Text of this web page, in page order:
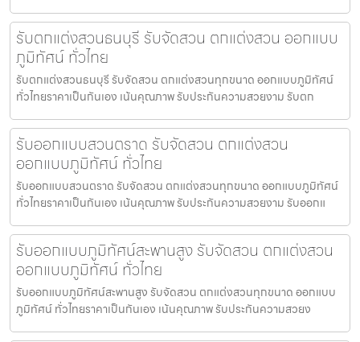
รับตกแต่งสวนธนบุรี รับจัดสวน ตกแต่งสวน ออกแบบ
ภูมิทัศน์ ทั่วไทย
รับตกแต่งสวนธนบุรี รับจัดสวน ตกแต่งสวนทุกขนาด ออกแบบภูมิทัศน์
ทั่วไทยราคาเป็นกันเอง เน้นคุณภาพ รับประกันความสวยงาม รับตก
รับออกแบบสวนตราด รับจัดสวน ตกแต่งสวน
ออกแบบภูมิทัศน์ ทั่วไทย
รับออกแบบสวนตราด รับจัดสวน ตกแต่งสวนทุกขนาด ออกแบบภูมิทัศน์
ทั่วไทยราคาเป็นกันเอง เน้นคุณภาพ รับประกันความสวยงาม รับออกแ
รับออกแบบภูมิทัศน์สะพานสูง รับจัดสวน ตกแต่งสวน
ออกแบบภูมิทัศน์ ทั่วไทย
รับออกแบบภูมิทัศน์สะพานสูง รับจัดสวน ตกแต่งสวนทุกขนาด ออกแบบ
ภูมิทัศน์ ทั่วไทยราคาเป็นกันเอง เน้นคุณภาพ รับประกันความสวยง